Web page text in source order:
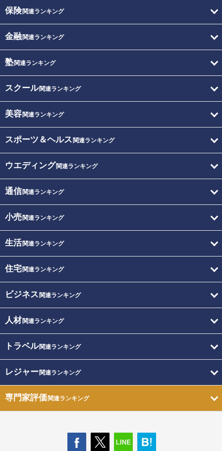
保険関連ランキング
金融関連ランキング
塾関連ランキング
スクール関連ランキング
美容関連ランキング
スポーツ＆ヘルス 関連ランキング
ウエディング関連ランキング
通信関連ランキング
小売関連ランキング
生活関連ランキング
住宅関連ランキング
ビジネス 関連ランキング
人材関連ランキング
トラベル関連ランキング
レジャー関連ランキング
専門家評価関連ランキング